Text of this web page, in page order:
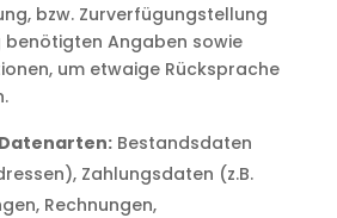
bzw. Zurverfügungstellung
benötigten Angaben sowie
um etwaige Rücksprache
Bestandsdaten
Zahlungsdaten (z.B.
Rechnungen,